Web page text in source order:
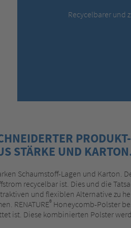
Recycelbarer und
STÄRKE UND
Schaumstoff-Lagen und Karton.
recycelbar ist. Dies und die
und flexiblen Alternative zu
RENATURE® Honeycomb-Polster
ist. Diese kombinierten Polster